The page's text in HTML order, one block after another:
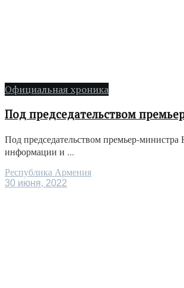
Официальная хроника
Под председательством
Под председательством премьер-
информации и ...
Республика Армения
30 июня, 2022